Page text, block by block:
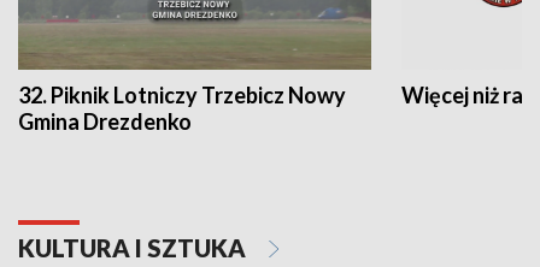
32. Piknik Lotniczy Trzebicz Nowy
Gmina Drezdenko
Więcej niż rajd
KULTURA I SZTUKA